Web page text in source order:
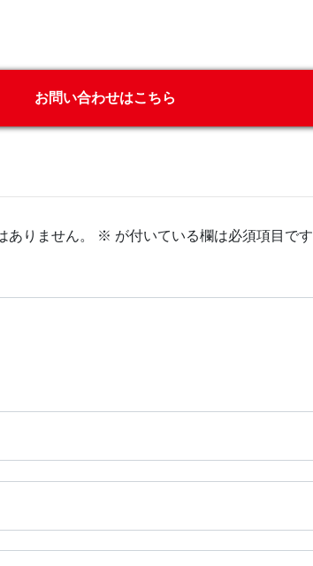
お問い合わせはこちら
ありません。 ※ が付いている欄は必須項目です